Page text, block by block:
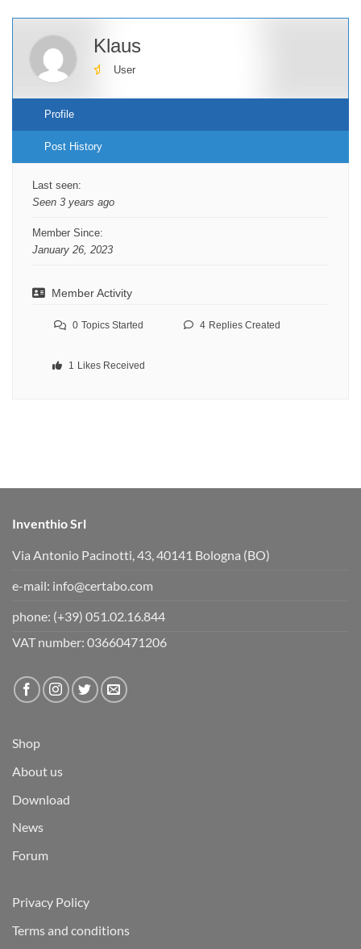
Klaus
User
Profile
Post History
Last seen:
Seen 3 years ago
Member Since:
January 26, 2023
Member Activity
0 Topics Started 4 Replies Created
1 Likes Received
Inventhio Srl
Via Antonio Pacinotti, 43, 40141 Bologna (BO)
e-mail: info@certabo.com
phone: (+39) 051.02.16.844
VAT number: 03660471206
Shop
About us
Download
News
Forum
Privacy Policy
Terms and conditions